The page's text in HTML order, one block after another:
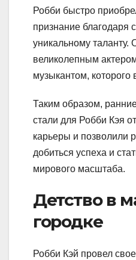
Робби быстро
признание благодаря
уникальному таланту.
великолепным
музыкантом, которого
Таким образом,
стали для Робби Кэя
карьеры и позволили
добиться успеха и
мирового масштаба.
Детство в
городке
Робби Кэй провел